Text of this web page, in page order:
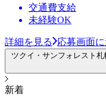
交通費支給
未経験OK
詳細を見る 応募画面
ツクイ・サンフォレスト
新着